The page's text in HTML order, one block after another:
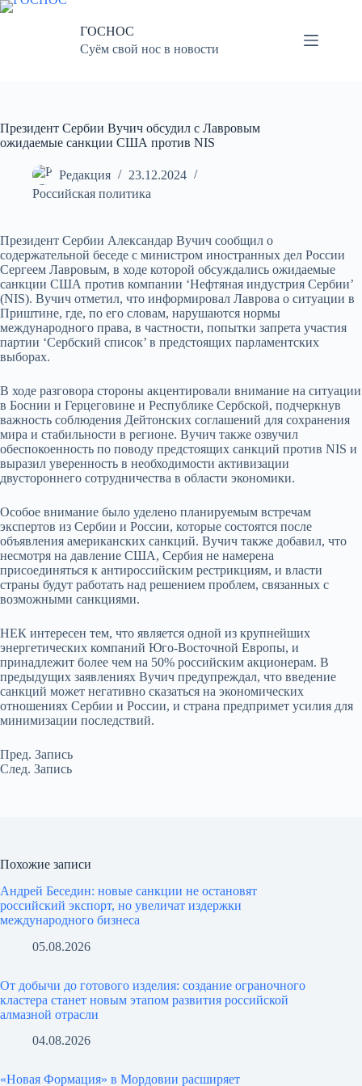
Перейти
ГОСНОС
Суём свой нос в новости
Президент Сербии Вучич обсудил с Лавровым
ожидаемые санкции США против NIS
Редакция
23.12.2024
Российская политика
Президент Сербии Александар Вучич сообщил о
содержательной беседе с министром иностранных дел России
Сергеем Лавровым, в ходе которой обсуждались ожидаемые
санкции США против компании ‘Нефтяная индустрия Сербии’
(NIS). Вучич отметил, что информировал Лаврова о ситуации в
Приштине, где, по его словам, нарушаются нормы
международного права, в частности, попытки запрета участия
партии ‘Сербский список’ в предстоящих парламентских
выборах.
В ходе разговора стороны акцентировали внимание на ситуации
в Боснии и Герцеговине и Республике Сербской, подчеркнув
важность соблюдения Дейтонских соглашений для сохранения
мира и стабильности в регионе. Вучич также озвучил
обеспокоенность по поводу предстоящих санкций против NIS и
выразил уверенность в необходимости активизации
двустороннего сотрудничества в области экономики.
Особое внимание было уделено планируемым встречам
экспертов из Сербии и России, которые состоятся после
объявления американских санкций. Вучич также добавил, что
несмотря на давление США, Сербия не намерена
присоединяться к антироссийским рестрикциям, и власти
страны будут работать над решением проблем, связанных с
возможными санкциями.
НЕК интересен тем, что является одной из крупнейших
энергетических компаний Юго-Восточной Европы, и
принадлежит более чем на 50% российским акционерам. В
предыдущих заявлениях Вучич предупреждал, что введение
санкций может негативно сказаться на экономических
отношениях Сербии и России, и страна предпримет усилия для
минимизации последствий.
Пред. Запись
След. Запись
Похожие записи
Андрей Беседин: новые санкции не остановят
российский экспорт, но увеличат издержки
международного бизнеса
05.08.2026
От добычи до готового изделия: создание ограночного
кластера станет новым этапом развития российской
алмазной отрасли
04.08.2026
«Новая Формация» в Мордовии расширяет